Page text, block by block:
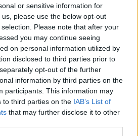
or sensitive information for
please use the below opt-out
Please note that after your
you may continue seeing
on personal information utilized by
disclosed to third parties prior to
opt-out of the further
information by third parties on the
participants. This information may
to third parties on the IAB’s List of
that may further disclose it to other
melléklete
eldönteni, hogy a politikai
gazemberség-e, vagy
Most félelmetesek, vagy
mindegy, ha közben
Petri…
Ildikó rájött, hogy
a félperiférián van